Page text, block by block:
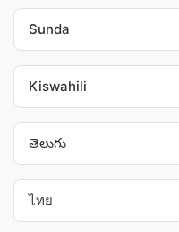
Sunda
Kiswahili
తెలుగు
ไทย